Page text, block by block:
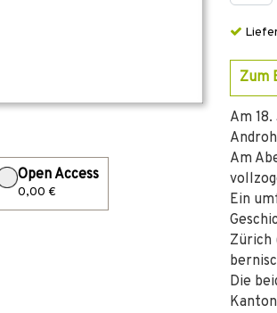
Open Access
0,00 €
Zum
Am
Am
Ein
Zürich
Die